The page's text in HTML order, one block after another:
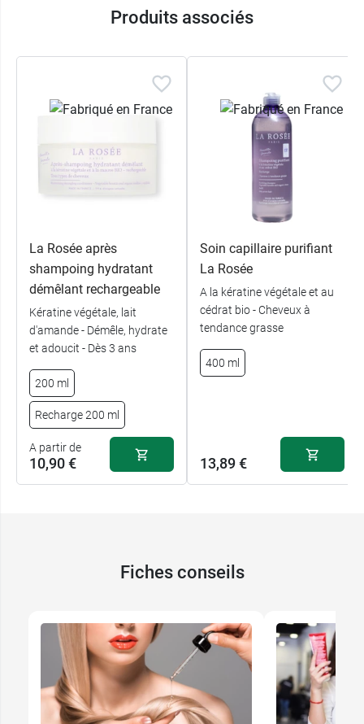
Produits associés
La Rosée après
shampoing hydratant
démêlant rechargeable
Kératine végétale, lait
d'amande - Démêle, hydrate
et adoucit - Dès 3 ans
200 ml
Recharge 200 ml
A partir de
10,90 €
Soin capillaire purifiant
La Rosée
A la kératine végétale et au
cédrat bio - Cheveux à
tendance grasse
400 ml
13,89 €
Fiches conseils